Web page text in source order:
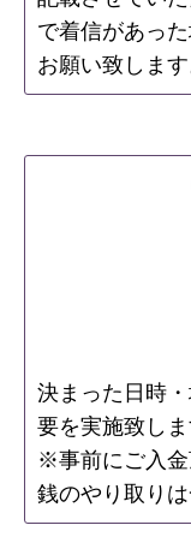
で着信があっ
お願い致します
決まった日時
要を実施致しま
※事前にご入金
銭のやり取りは